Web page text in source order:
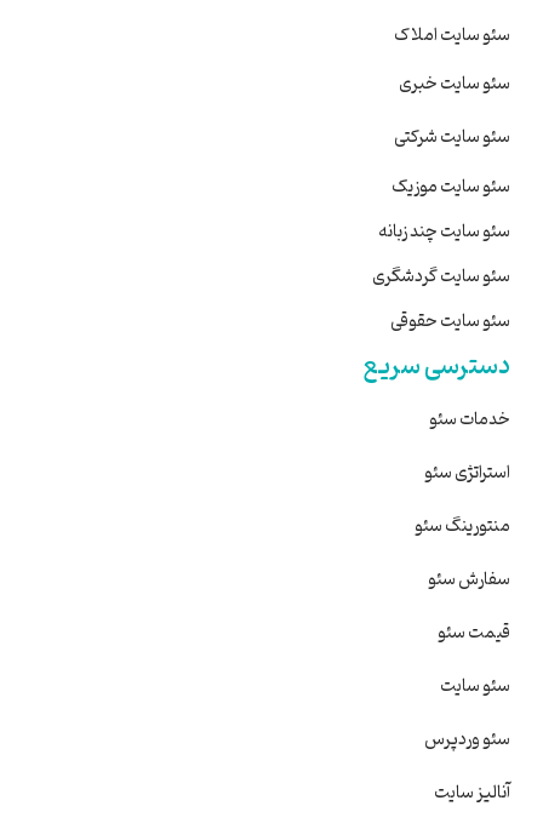
سئو سایت املاک
سئو سایت خبری
سئو سایت شرکتی
سئو سایت موزیک
سئو سایت چند زبانه
سئو سایت گردشگری
سئو سایت حقوقی
دسترسی سریع
خدمات سئو
استراتژی سئو
منتورینگ سئو
سفارش سئو
قیمت سئو
سئو سایت
سئو وردپرس
آنالیز سایت